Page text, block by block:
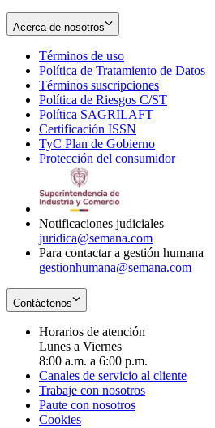
Acerca de nosotros
Términos de uso
in
new
window
Política de Tratamiento de Datos
Términos suscripciones
in
Política de Riesgos C/ST
Política SAGRILAFT
new
window
Certificación ISSN
in
new
TyC Plan de Gobierno
in
Protección del consumidorOpens
Notificaciones judiciales
juridica@semana.com
Para contactar a gestión humana
gestionhumana@semana.com
Contáctenos
Horarios de atención
Lunes a Viernes
8:00 a.m. a 6:00 p.m.
Canales de servicio al cliente
Trabaje con nosotros
Paute con nosotros
Cookies